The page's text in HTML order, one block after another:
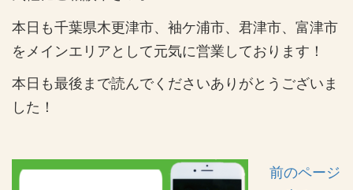
本日も千葉県木更津市、袖ケ浦市、君津市、富津市
をメインエリアとして元気に営業しております！
本日も最後まで読んでくださいありがとうございま
した！
前のページ